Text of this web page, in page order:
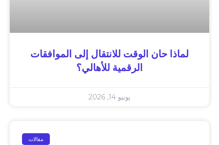
لماذا حان الوقت للانتقال إلى الموافقات
الرقمية للأهالي؟
يونيو 14, 2026
مقالات